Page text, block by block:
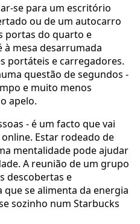
se para um escritório
ou de um autocarro
portas do quarto e
à mesa desarrumada
portáteis e carregadores.
questão de segundos -
e muito menos
apelo.
- é um facto que vai
Estar rodeado de
mentalidade pode ajudar
A reunião de um grupo
descobertas e
se alimenta da energia
sozinho num Starbucks